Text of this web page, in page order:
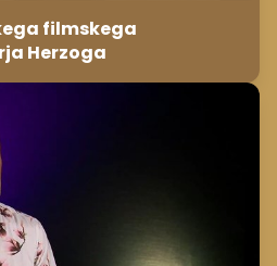
filmskega
Herzoga